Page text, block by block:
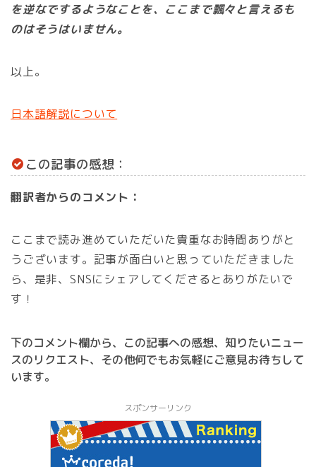
を逆なでするようなことを、ここまで飄々と言えるも
のはそうはいません。
以上。
日本語解説について
この記事の感想：
翻訳者からのコメント：
ここまで読み進めていただいた貴重なお時間ありがと
うございます。記事が面白いと思っていただきました
ら、是非、SNSにシェアしてくださるとありがたいで
す！
下のコメント欄から、この記事への感想、知りたいニュー
スのリクエスト、その他何でもお気軽にご意見お待ちして
います。
スポンサーリンク